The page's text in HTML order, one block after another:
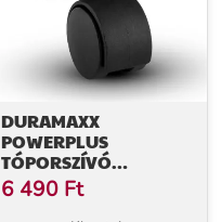
DURAMAXX
POWERPLUS
TÓPORSZÍVÓ
PADLÓFEJ KEREKEK, 4
DARAB,
6 490 Ft